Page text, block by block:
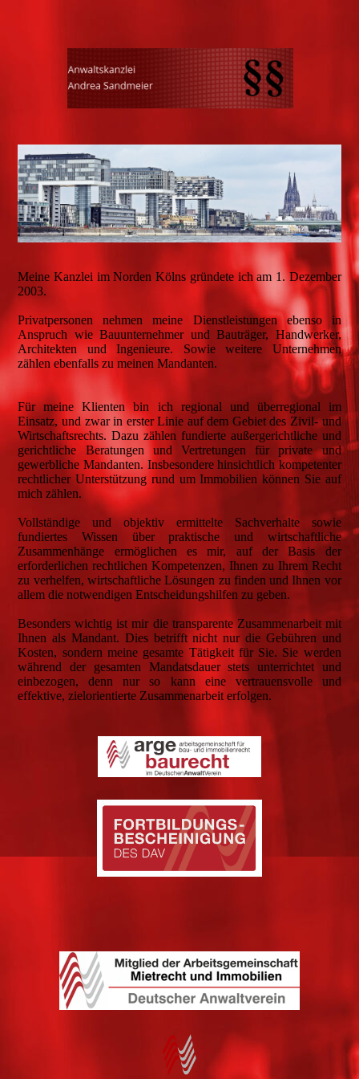
Meine Kanzlei im Norden Kölns gründete ich am 1. Dezember
2003.
Privatpersonen nehmen meine Dienstleistungen ebenso in
Anspruch wie Bauunternehmer und Bauträger, Handwerker,
Architekten und Ingenieure. Sowie weitere Unternehmen
zählen ebenfalls zu meinen Mandanten.
Für meine Klienten bin ich regional und überregional im
Einsatz, und zwar in erster Linie auf dem Gebiet des Zivil- und
Wirtschaftsrechts. Dazu zählen fundierte außergerichtliche und
gerichtliche Beratungen und Vertretungen für private und
gewerbliche Mandanten. Insbesondere hinsichtlich kompetenter
rechtlicher Unterstützung rund um Immobilien können Sie auf
mich zählen.
Vollständige und objektiv ermittelte Sachverhalte sowie
fundiertes Wissen über praktische und wirtschaftliche
Zusammenhänge ermöglichen es mir, auf der Basis der
erforderlichen rechtlichen Kompetenzen, Ihnen zu Ihrem Recht
zu verhelfen, wirtschaftliche Lösungen zu finden und Ihnen vor
allem die notwendigen Entscheidungshilfen zu geben.
Besonders wichtig ist mir die transparente Zusammenarbeit mit
Ihnen als Mandant. Dies betrifft nicht nur die Gebühren und
Kosten, sondern meine gesamte Tätigkeit für Sie. Sie werden
während der gesamten Mandatsdauer stets unterrichtet und
einbezogen, denn nur so kann eine vertrauensvolle und
effektive, zielorientierte Zusammenarbeit erfolgen.